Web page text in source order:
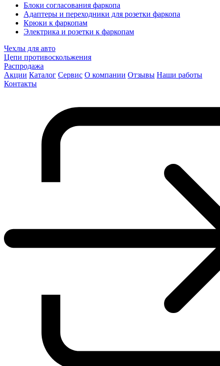
Блоки согласования фаркопа
Адаптеры и переходники для розетки фаркопа
Крюки к фаркопам
Электрика и розетки к фаркопам
Чехлы для авто
Цепи противоскольжения
Распродажа
Акции Каталог Сервис О компании Отзывы Наши работы
Контакты